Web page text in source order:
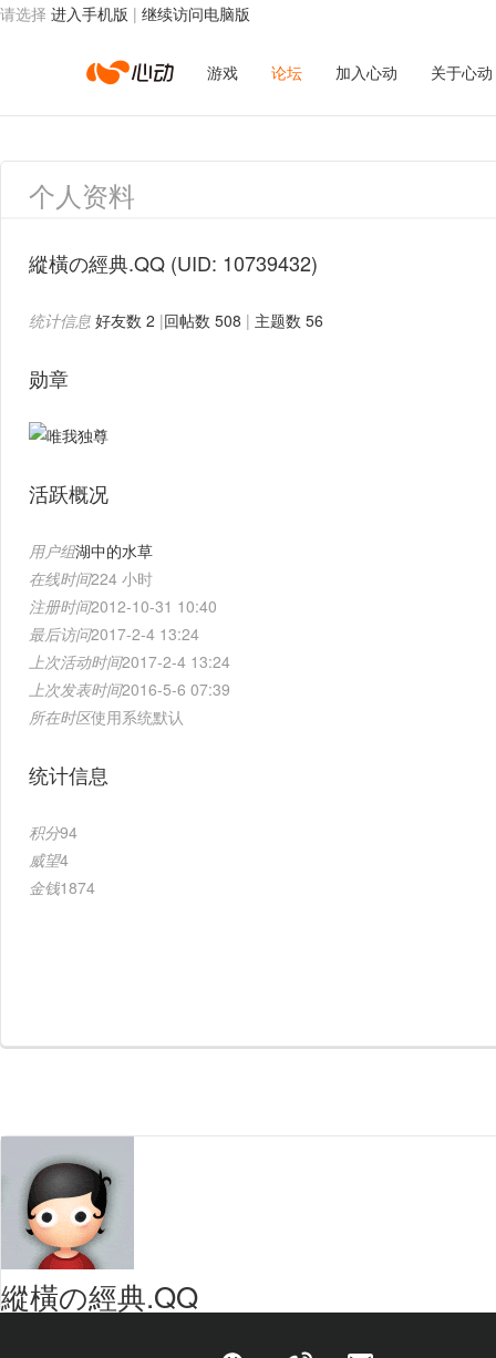
请选择 进入手机版 | 继续访问电脑版
心
动
络
游戏 论坛 加入心动 关于心动
个人资料
縱橫の經典.QQ (UID: 10739432)
统计信息 好友数 2 |回帖数 508 | 主题数 56
勋章
活跃概况
用户组湖中的水草
在线时间224 小时
注册时间2012-10-31 10:40
最后访问2017-2-4 13:24
上次活动时间2017-2-4 13:24
上次发表时间2016-5-6 07:39
所在时区使用系统默认
统计信息
积分94
威望4
金钱1874
縱橫の經典.QQ